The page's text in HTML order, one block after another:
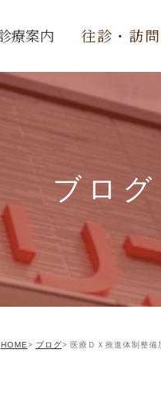
療案内
外来
往診・訪
ブログ
HOME ブログ 医療ＤＸ推進体制整備